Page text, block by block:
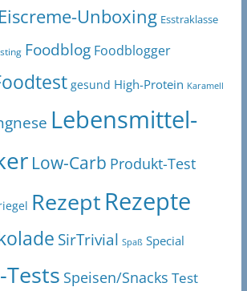
Eiscreme-Unboxing Esstraklasse
Foodblog Foodblogger
gesund High-Protein Karamell
Lebensmittel-
Low-Carb Produkt-Test
RezeptRezepte
SirTrivial Spaß Special
Tests Speisen/Snacks Test